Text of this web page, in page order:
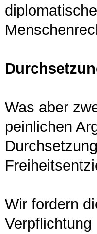
Was aber
peinlichen
Wir fordern
Verpflichtung